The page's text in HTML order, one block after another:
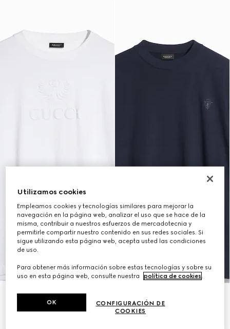
Utilizamos cookies
Empleamos cookies y tecnologías similares para mejorar la
navegación en la página web, analizar el uso que se hace de la
misma, contribuir a nuestros esfuerzos de mercadotecnia y
permitirle compartir nuestro contenido en sus redes sociales. Si
sigue utilizando esta página web, acepta usted las condiciones
de uso.
Para obtener más información sobre estas tecnologías y sobre su
uso en esta página web, consulte nuestra
política de cookies.
CONFIGURACIÓN DE
COOKIES
OK